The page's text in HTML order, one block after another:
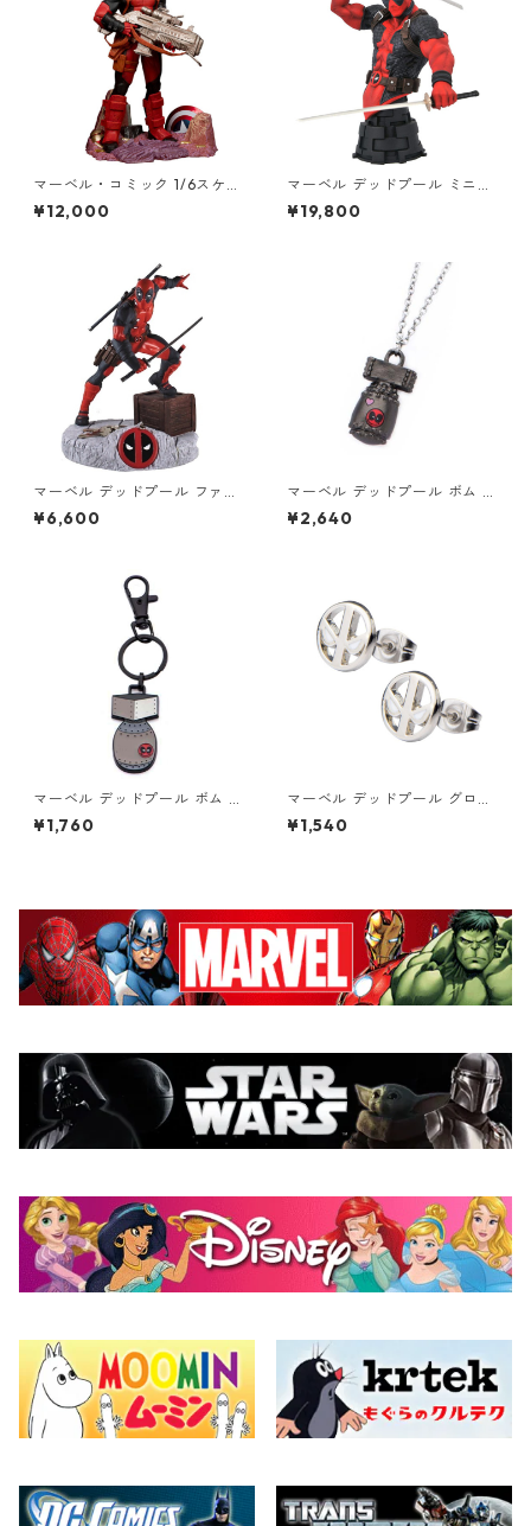
マーベル・コミック 1/6スケー
ル シーン・フィギュア デッド
プール（ニック・クライン/De
¥12,000
マーベル デッドプール ミニバ
ストフィギュア シリアルナン
バー入り スタチュー MARVEL
¥19,800
マーベル デッドプール ファイ
ンダーズキーパー スタチュー
鍵置き
¥6,600
マーベル デッドプール ボム ペ
ンダントネックレス MARVEL
¥2,640
マーベル デッドプール ボム キ
ーリング MARVEL
¥1,760
マーベル デッドプール グロー
ロゴスタッドピアス MARVEL
¥1,540